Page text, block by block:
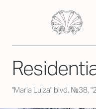
"Maria Luiza" blvd. №38,